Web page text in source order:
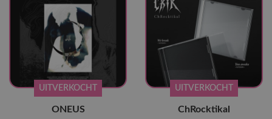
UITVERKOCHT
ONEUS
UITVERKOCHT
ChRocktikal